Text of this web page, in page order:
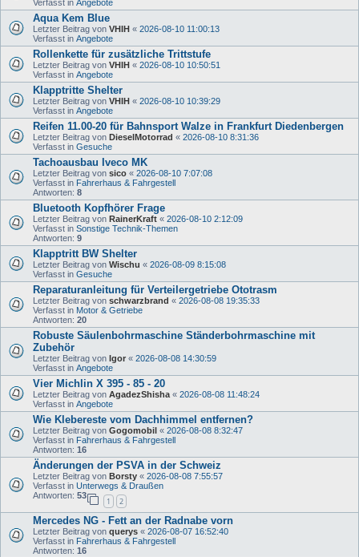
Verfasst in Angebote
Aqua Kem Blue
Letzter Beitrag von VHIH « 2026-08-10 11:00:13
Verfasst in Angebote
Rollenkette für zusätzliche Trittstufe
Letzter Beitrag von VHIH « 2026-08-10 10:50:51
Verfasst in Angebote
Klapptritte Shelter
Letzter Beitrag von VHIH « 2026-08-10 10:39:29
Verfasst in Angebote
Reifen 11.00-20 für Bahnsport Walze in Frankfurt Diedenbergen
Letzter Beitrag von DieselMotorrad « 2026-08-10 8:31:36
Verfasst in Gesuche
Tachoausbau Iveco MK
Letzter Beitrag von sico « 2026-08-10 7:07:08
Verfasst in Fahrerhaus & Fahrgestell
Antworten: 8
Bluetooth Kopfhörer Frage
Letzter Beitrag von RainerKraft « 2026-08-10 2:12:09
Verfasst in Sonstige Technik-Themen
Antworten: 9
Klapptritt BW Shelter
Letzter Beitrag von Wischu « 2026-08-09 8:15:08
Verfasst in Gesuche
Reparaturanleitung für Verteilergetriebe Ototrasm
Letzter Beitrag von schwarzbrand « 2026-08-08 19:35:33
Verfasst in Motor & Getriebe
Antworten: 20
Robuste Säulenbohrmaschine Ständerbohrmaschine mit
Zubehör
Letzter Beitrag von Igor « 2026-08-08 14:30:59
Verfasst in Angebote
Vier Michlin X 395 - 85 - 20
Letzter Beitrag von AgadezShisha« 2026-08-08 11:48:24
Verfasst in Angebote
Wie Klebereste vom Dachhimmel entfernen?
Letzter Beitrag von Gogomobil « 2026-08-08 8:32:47
Verfasst in Fahrerhaus & Fahrgestell
Antworten: 16
Änderungen der PSVA in der Schweiz
Letzter Beitrag von Borsty « 2026-08-08 7:55:57
Verfasst in Unterwegs & Draußen
Antworten: 53
1 2
Mercedes NG - Fett an der Radnabe vorn
Letzter Beitrag von querys « 2026-08-07 16:52:40
Verfasst in Fahrerhaus & Fahrgestell
Antworten: 16